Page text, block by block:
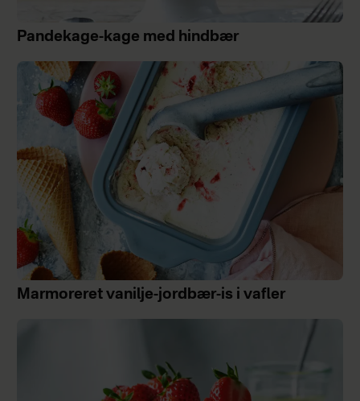
Pandekage-kage med hindbær
Marmoreret vanilje-jordbær-is i vafler